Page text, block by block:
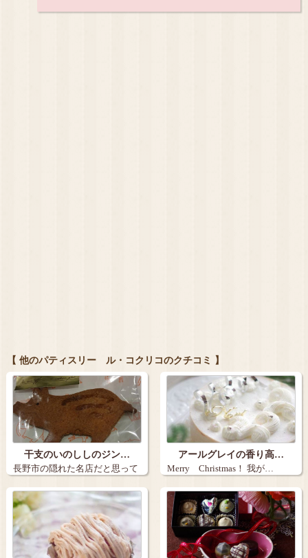
【 他のパティスリー ル・コクリコのクチコミ 】
干支のいのししのジン…
長野市の隠れた名店だと思って
いるル・コク…
アールグレイの香り高…
Merry Christmas！ 我が…